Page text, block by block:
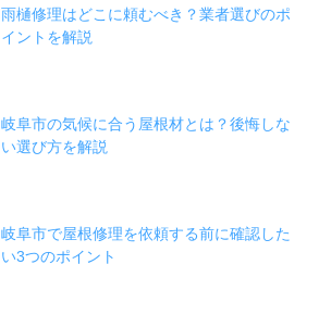
雨樋修理はどこに頼むべき？業者選びのポ
イントを解説
岐阜市の気候に合う屋根材とは？後悔しな
い選び方を解説
岐阜市で屋根修理を依頼する前に確認した
い3つのポイント